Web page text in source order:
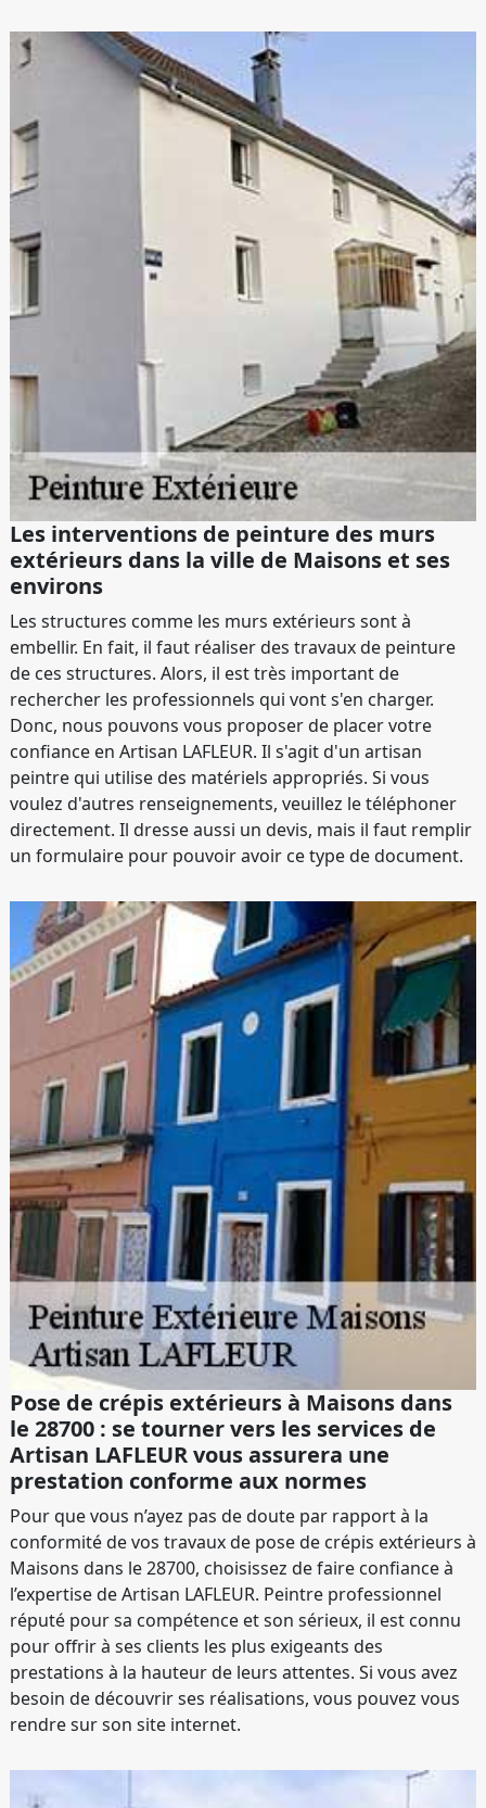
Les interventions de peinture des murs
extérieurs dans la ville de Maisons et ses
environs
Les structures comme les murs extérieurs sont à
embellir. En fait, il faut réaliser des travaux de peinture
de ces structures. Alors, il est très important de
rechercher les professionnels qui vont s'en charger.
Donc, nous pouvons vous proposer de placer votre
confiance en Artisan LAFLEUR. Il s'agit d'un artisan
peintre qui utilise des matériels appropriés. Si vous
voulez d'autres renseignements, veuillez le téléphoner
directement. Il dresse aussi un devis, mais il faut remplir
un formulaire pour pouvoir avoir ce type de document.
Pose de crépis extérieurs à Maisons dans
le 28700 : se tourner vers les services de
Artisan LAFLEUR vous assurera une
prestation conforme aux normes
Pour que vous n’ayez pas de doute par rapport à la
conformité de vos travaux de pose de crépis extérieurs à
Maisons dans le 28700, choisissez de faire confiance à
l’expertise de Artisan LAFLEUR. Peintre professionnel
réputé pour sa compétence et son sérieux, il est connu
pour offrir à ses clients les plus exigeants des
prestations à la hauteur de leurs attentes. Si vous avez
besoin de découvrir ses réalisations, vous pouvez vous
rendre sur son site internet.